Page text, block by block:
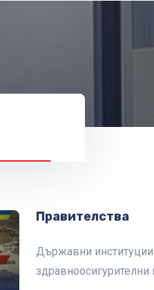
Правителства
Държавни